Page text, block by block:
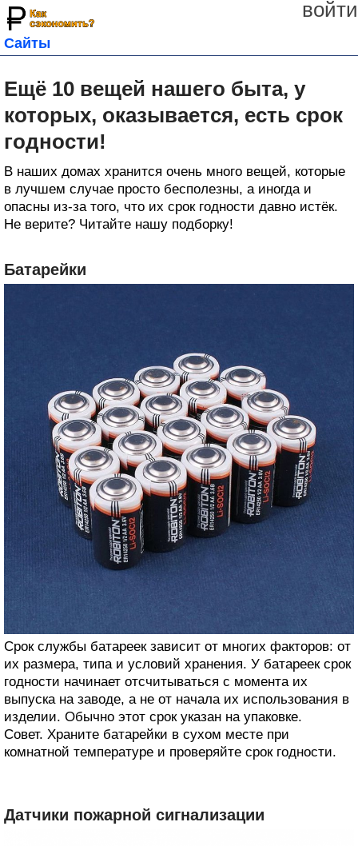
войти
Сайты
Ещё 10 вещей нашего быта, у
которых, оказывается, есть срок
годности!
В наших домах хранится очень много вещей, которые
в лучшем случае просто бесполезны, а иногда и
опасны из-за того, что их срок годности давно истёк.
Не верите? Читайте нашу подборку!
Батарейки
Срок службы батареек зависит от многих факторов: от
их размера, типа и условий хранения. У батареек срок
годности начинает отсчитываться с момента их
выпуска на заводе, а не от начала их использования в
изделии. Обычно этот срок указан на упаковке.
Совет. Храните батарейки в сухом месте при
комнатной температуре и проверяйте срок годности.
Датчики пожарной сигнализации